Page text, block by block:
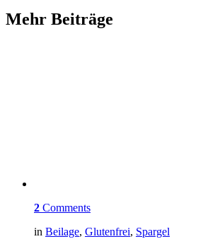
Mehr Beiträge
2 Comments
in Beilage, Glutenfrei, Spargel